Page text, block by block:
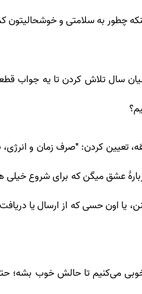
چطور به سلامتی و خوشحالیتون
سال تلاش کردن تا یه جواب
تعیین کردن: "صرف زمان و
عشق میگن که برای شروع خیلی
یا اون حسی که از ارسال یا
تا حالش خوب بشه؛ حتی